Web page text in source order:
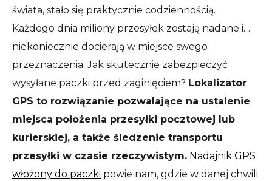
świata, stało się praktycznie codziennością.
Każdego dnia miliony przesyłek zostają nadane i…
niekoniecznie docierają w miejsce swego
przeznaczenia. Jak skutecznie zabezpieczyć
wysyłane paczki przed zaginięciem? Lokalizator
GPS to rozwiązanie pozwalające na ustalenie
miejsca położenia przesyłki pocztowej lub
kurierskiej, a także śledzenie transportu
przesyłki w czasie rzeczywistym. Nadajnik GPS
włożony do paczki powie nam, gdzie w danej chwili